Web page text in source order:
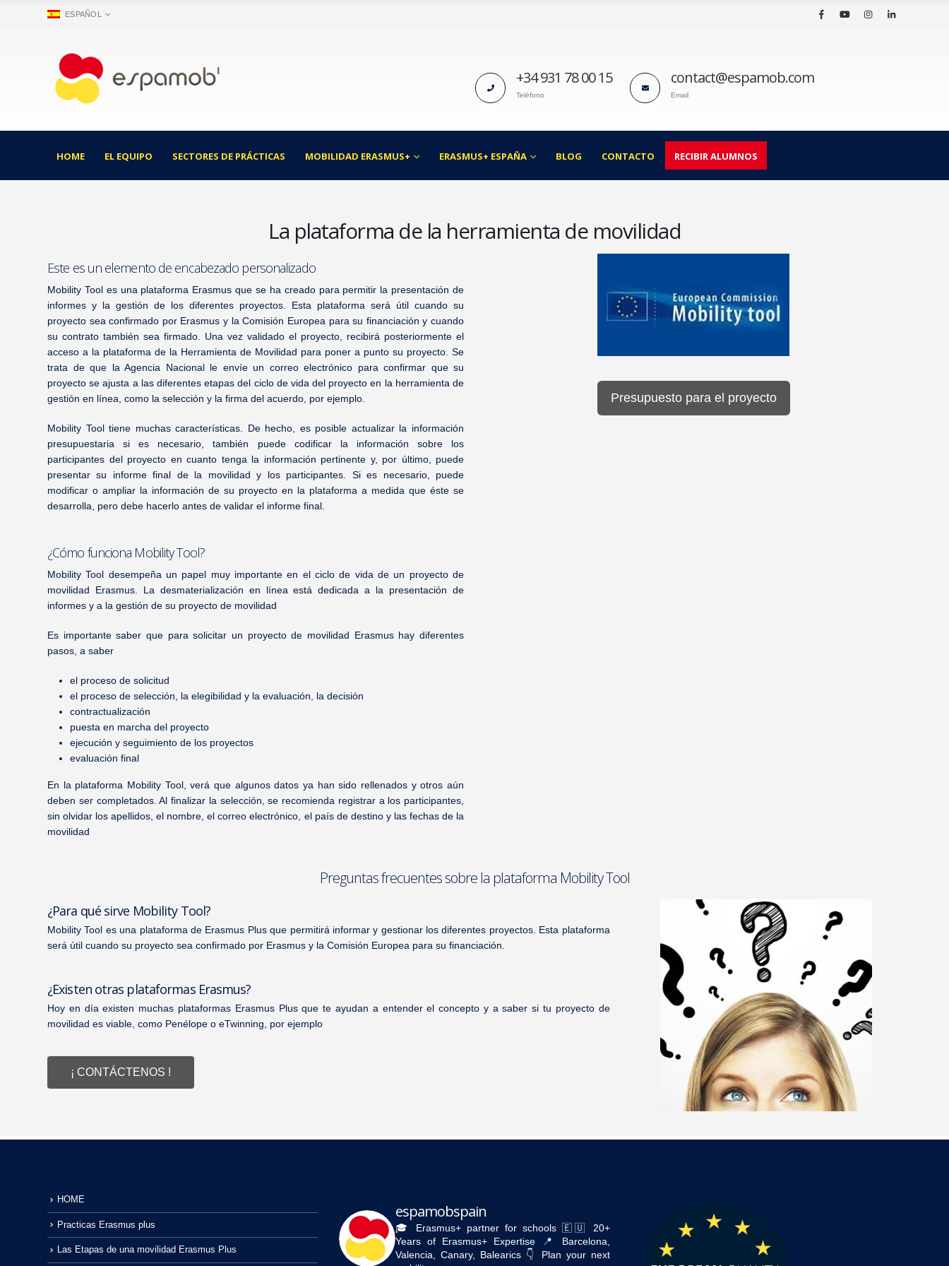
ESPAÑOL
+34 931 78 00 15
Teléfono
contact@espamob.com
Email
HOME EL EQUIPO SECTORES DE PRÁCTICAS MOBILIDAD ERASMUS+ ERASMUS+ ESPAÑA BLOG CONTACTO RECIBIR ALUMNOS
La plataforma de la herramienta de movilidad
Este es un elemento de encabezado personalizado
Mobility Tool es una plataforma Erasmus que se ha creado para permitir la presentación de
informes y la gestión de los diferentes proyectos. Esta plataforma será útil cuando su
proyecto sea confirmado por Erasmus y la Comisión Europea para su financiación y cuando
su contrato también sea firmado. Una vez validado el proyecto, recibirá posteriormente el
acceso a la plataforma de la Herramienta de Movilidad para poner a punto su proyecto. Se
trata de que la Agencia Nacional le envíe un correo electrónico para confirmar que su
proyecto se ajusta a las diferentes etapas del ciclo de vida del proyecto en la herramienta de
gestión en línea, como la selección y la firma del acuerdo, por ejemplo.
Mobility Tool tiene muchas características. De hecho, es posible actualizar la información
presupuestaria si es necesario, también puede codificar la información sobre los
participantes del proyecto en cuanto tenga la información pertinente y, por último, puede
presentar su informe final de la movilidad y los participantes. Si es necesario, puede
modificar o ampliar la información de su proyecto en la plataforma a medida que éste se
desarrolla, pero debe hacerlo antes de validar el informe final.
¿Cómo funciona Mobility Tool?
Mobility Tool desempeña un papel muy importante en el ciclo de vida de un proyecto de
movilidad Erasmus. La desmaterialización en línea está dedicada a la presentación de
informes y a la gestión de su proyecto de movilidad
Es importante saber que para solicitar un proyecto de movilidad Erasmus hay diferentes
pasos, a saber
el proceso de solicitud
el proceso de selección, la elegibilidad y la evaluación, la decisión
contractualización
puesta en marcha del proyecto
ejecución y seguimiento de los proyectos
evaluación final
En la plataforma Mobility Tool, verá que algunos datos ya han sido rellenados y otros aún
deben ser completados. Al finalizar la selección, se recomienda registrar a los participantes,
sin olvidar los apellidos, el nombre, el correo electrónico, el país de destino y las fechas de la
movilidad
Presupuesto para el proyecto
Preguntas frecuentes sobre la plataforma Mobility Tool
¿Para qué sirve Mobility Tool?
Mobility Tool es una plataforma de Erasmus Plus que permitirá informar y gestionar los diferentes proyectos. Esta plataforma
será útil cuando su proyecto sea confirmado por Erasmus y la Comisión Europea para su financiación.
¿Existen otras plataformas Erasmus?
Hoy en día existen muchas plataformas Erasmus Plus que te ayudan a entender el concepto y a saber si tu proyecto de
movilidad es viable, como Penélope o eTwinning, por ejemplo
¡ CONTÁCTENOS !
HOME
Practicas Erasmus plus
Las Etapas de una movilidad Erasmus Plus
espamobspain
🎓 Erasmus+ partner for schools🇪🇺 20+
Years of Erasmus+ Expertise 📍 Barcelona,
Valencia, Canary, Balearics 👇 Plan your next